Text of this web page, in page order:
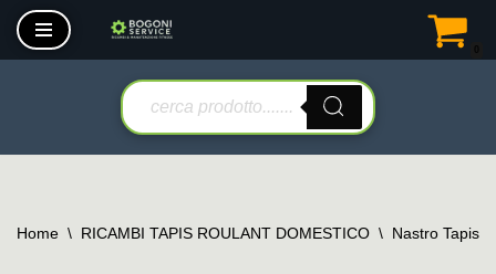
Vai
Home \ RICAMBI TAPIS ROULANT DOMESTICO \ Nastro Tapis